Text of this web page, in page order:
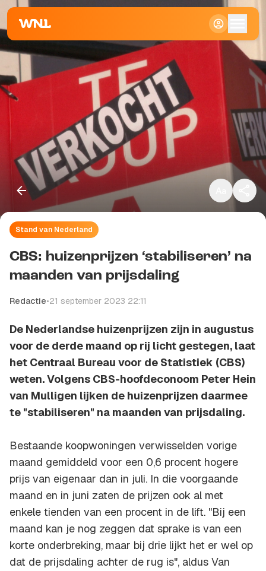
Stand van Nederland
CBS: huizenprijzen ‘stabiliseren’ na
maanden van prijsdaling
Redactie•21 september 2023 22:11
De Nederlandse huizenprijzen zijn in augustus
voor de derde maand op rij licht gestegen, laat
het Centraal Bureau voor de Statistiek (CBS)
weten. Volgens CBS-hoofdeconoom Peter Hein
van Mulligen lijken de huizenprijzen daarmee
te "stabiliseren" na maanden van prijsdaling.
Bestaande koopwoningen verwisselden vorige
maand gemiddeld voor een 0,6 procent hogere
prijs van eigenaar dan in juli. In die voorgaande
maand en in juni zaten de prijzen ook al met
enkele tienden van een procent in de lift. "Bij een
maand kan je nog zeggen dat sprake is van een
korte onderbreking, maar bij drie lijkt het er wel op
dat de prijsdaling achter de rug is", aldus Van